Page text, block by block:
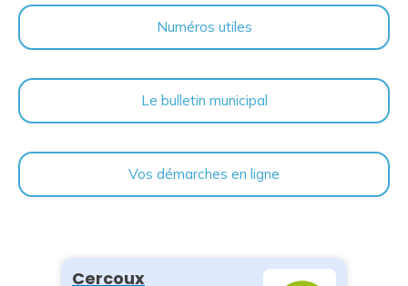
Numéros utiles
Le bulletin municipal
Vos démarches en ligne